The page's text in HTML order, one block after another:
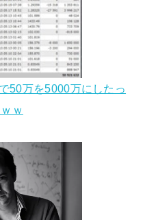
50万を5000万にしたっ
ｗ